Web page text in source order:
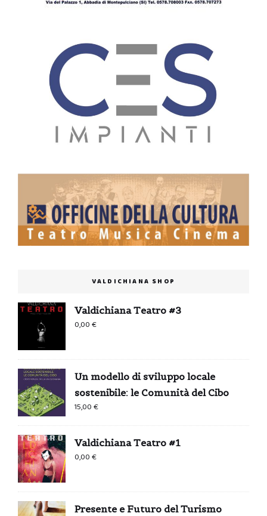
VALDICHIANA SHOP
Valdichiana Teatro #3
0,00€
Un modello di sviluppo locale
sostenibile: le Comunità del Cibo
15,00€
Valdichiana Teatro #1
0,00€
Presente e Futuro del Turismo